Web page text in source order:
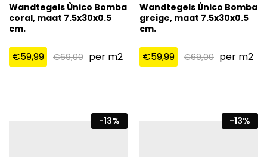
Wandtegels Ùnico Bomba
coral, maat 7.5x30x0.5
cm.
€59,99 €69,00 per m2
Wandtegels Ùnico Bomba
greige, maat 7.5x30x0.5
cm.
€59,99 €69,00 per m2
-13% -13%